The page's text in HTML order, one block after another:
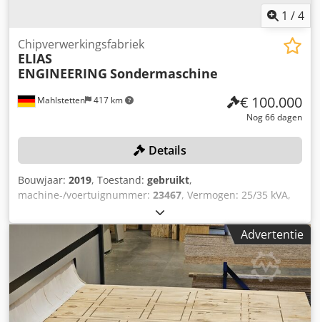
1 /4
Mahlstetten 417 km
Chipverwerkingsfabriek
ELIAS
ENGINEERING Sondermaschine
€ 100.000
Nog 66 dagen
Details
Bouwjaar: 2019, Toestand: gebruikt,
machine-/voertuignummer: 23467, Vermogen: 25/35 kVA,
besturing: SIEMENS Simatic HMI, bestaande uit: 1
kiepvoorziening voor spaantraportwagens van ELIAS
ENGINEERING, draagvermogen: 500 kg, 1 versnipperaar
ELIAS ENGINEERING FS 600, 1 voorreinigingsinstallatie
ELIAS ENGINEERING KSS-RA, 1 nareinigingsinstallatie ELIAS
ENGINEERING 23468-4, 1 opslagtank ELIAS ENGINEERING
23468-6, 1 spaantraport- en verdeelinrichting ELIAS
ENGINEERING TTS 600, draagvermogen: 150 kg, met
Advertentie